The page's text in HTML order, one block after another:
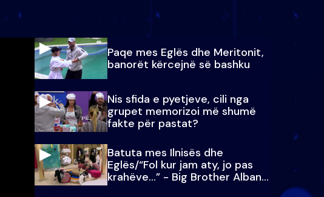
Paqe mes Eglës dhe Meritonit,
banorët kërcejnë së bashku
Nis sfida e pyetjeve, cili nga
grupet memorizoi më shumë
fakte për pastat?
Batuta mes Ilnisës dhe
Eglës/“Fol kur jam aty, jo pas
krahëve…” - Big Brother Albania
VIP 3